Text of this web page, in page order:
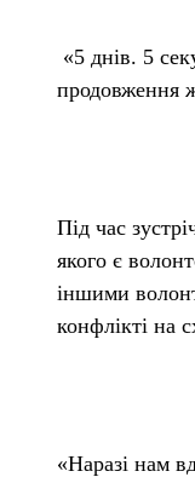
«5 днів. 5
продовження
Під час
якого є
іншими
конфлікті на
«Наразі нам